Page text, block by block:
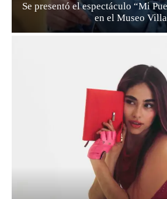
Se presentó el espectáculo “Mi
en el Museo Villa